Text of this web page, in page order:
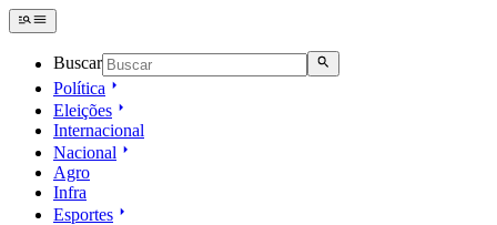
Buscar
Política
Eleições
Internacional
Nacional
Agro
Infra
Esportes